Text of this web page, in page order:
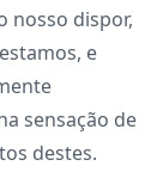
nosso dispor,
e
sensação de
destes.